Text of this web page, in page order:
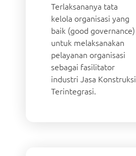
Terlaksananya tata
kelola organisasi yang
baik (good governance)
untuk melaksanakan
pelayanan organisasi
sebagai fasilitator
industri Jasa Konstruksi
Terintegrasi.